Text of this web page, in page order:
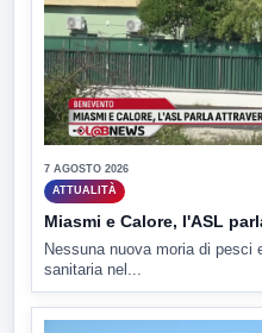
7 AGOSTO 2026
ATTUALITÀ
Miasmi e Calore, l'ASL
Nessuna nuova moria di pesci
sanitaria nel...